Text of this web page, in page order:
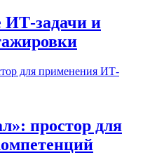
и
простор для